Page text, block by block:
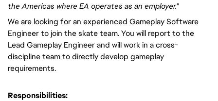
the Americas where EA operates as an employer."
We are looking for an experienced Gameplay Software
Engineer to join the skate team. You will report to the
Lead Gameplay Engineer and will work in a cross-
discipline team to directly develop gameplay
requirements.
Responsibilities: